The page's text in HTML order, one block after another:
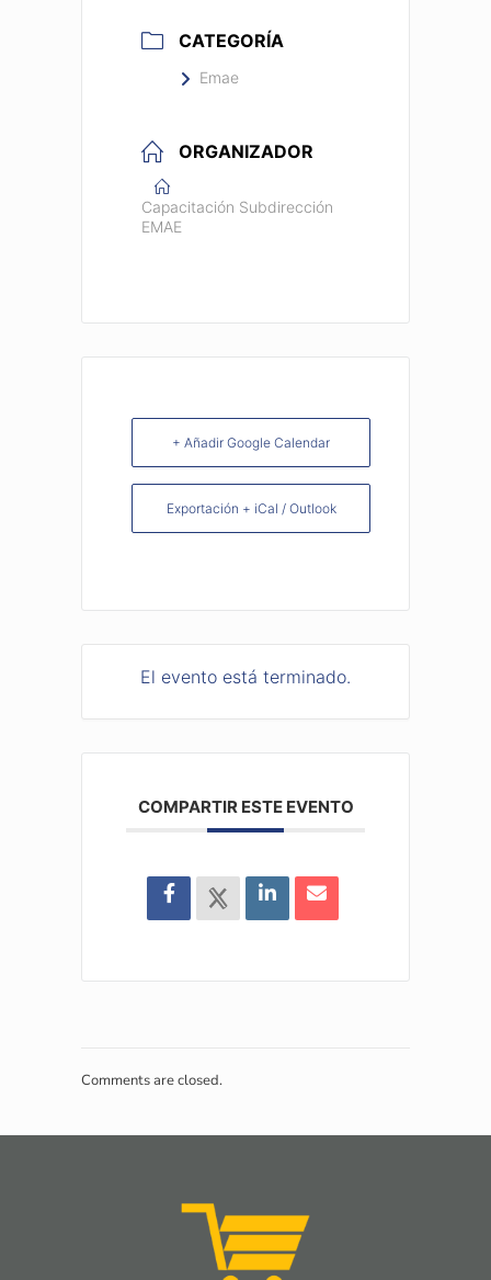
CATEGORÍA
Emae
ORGANIZADOR
Capacitación Subdirección
EMAE
+ Añadir Google Calendar
Exportación + iCal / Outlook
El evento está terminado.
COMPARTIR ESTE EVENTO
Comments are closed.